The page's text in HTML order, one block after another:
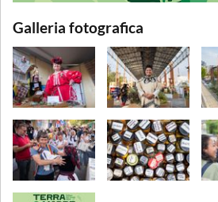
Galleria fotografica